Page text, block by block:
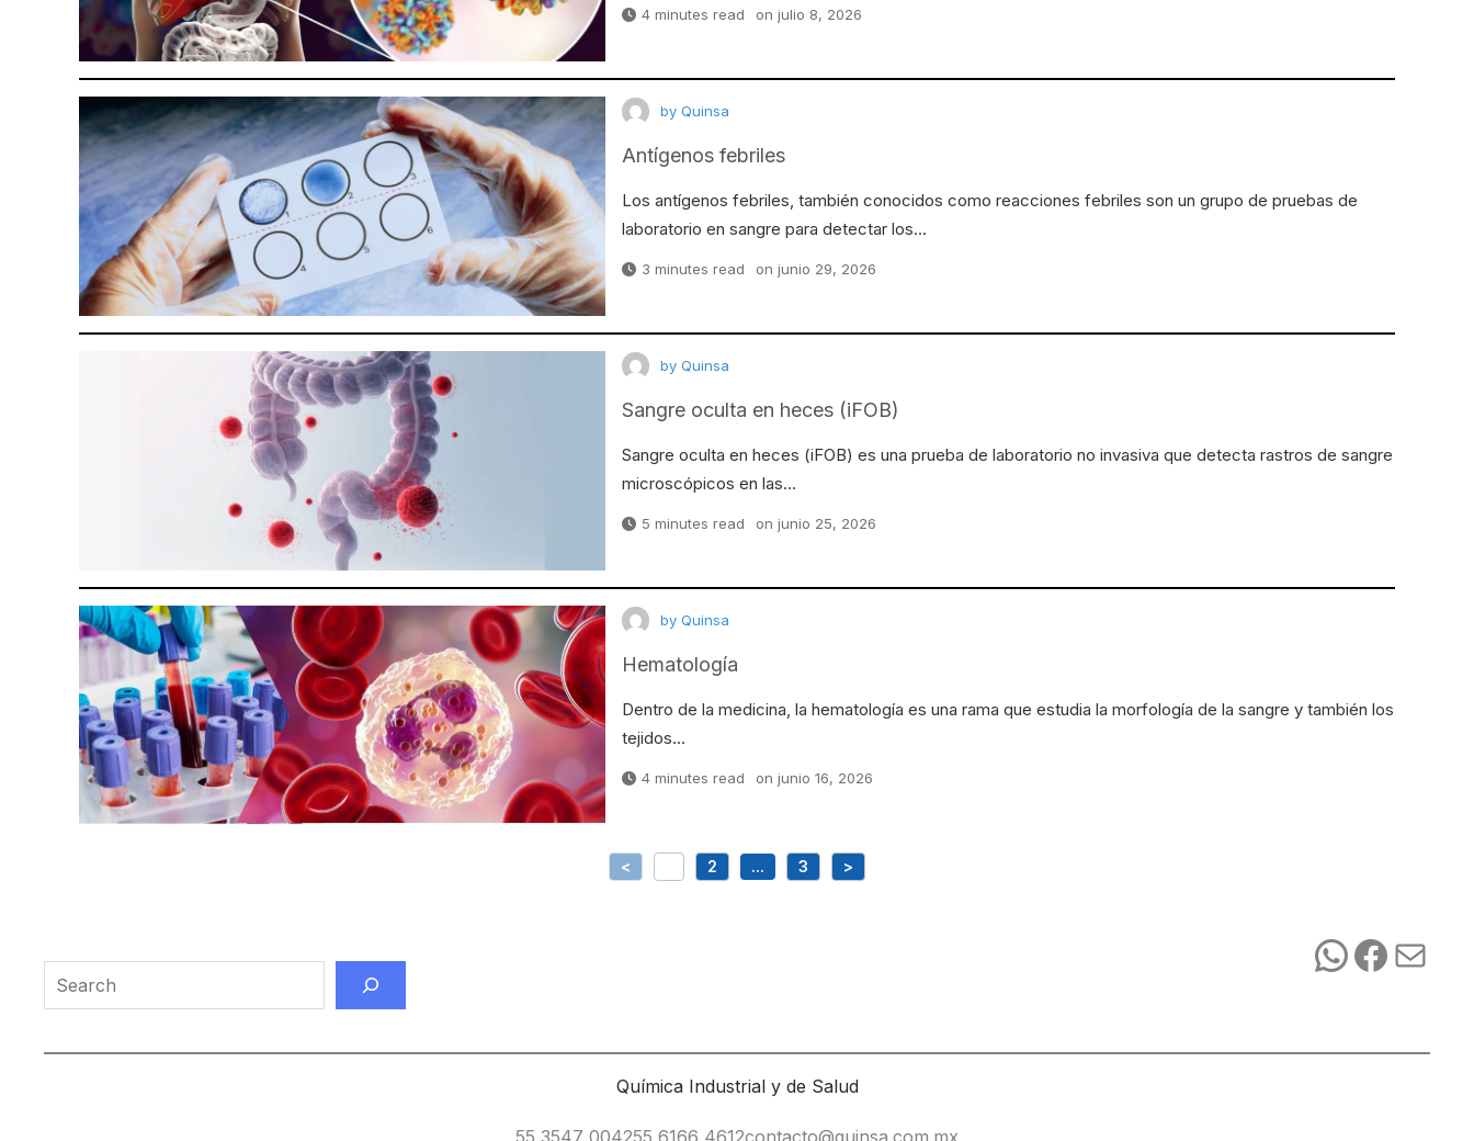
4 minutes read on julio 8, 2026
Antígenos febriles
by Quinsa
Los antígenos febriles, también conocidos como reacciones febriles son un grupo de pruebas de
laboratorio en sangre para detectar los…
3 minutes read on junio 29, 2026
Sangre oculta en heces (iFOB)
by Quinsa
Sangre oculta en heces (iFOB) es una prueba de laboratorio no invasiva que detecta rastros de sangre
microscópicos en las…
5 minutes read on junio 25, 2026
Hematología
by Quinsa
Dentro de la medicina, la hematología es una rama que estudia la morfología de la sangre y también los
tejidos…
4 minutes read on junio 16, 2026
< 2 ... 3 >
Search
Química Industrial y de Salud
55 3547 004255 6166 4612contacto@quinsa.com.mx